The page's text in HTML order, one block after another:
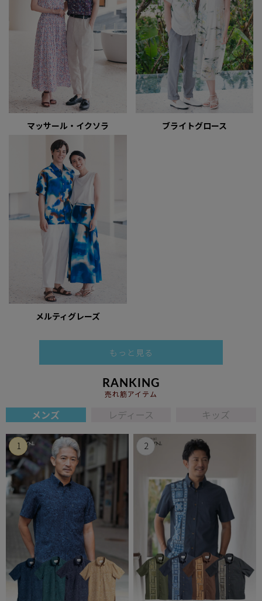
マッサール・イクソラ ブライトグロース
メルティグレーズ
もっと見る
RANKING
売れ筋アイテム
メンズ レディース キッズ